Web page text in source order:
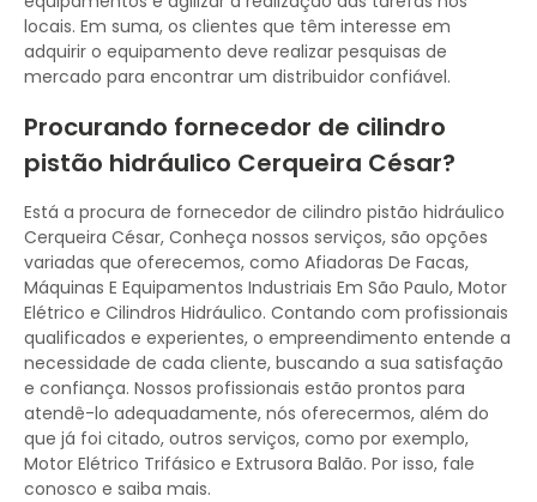
locais. Em suma, os clientes que têm interesse em
adquirir o equipamento deve realizar pesquisas de
mercado para encontrar um distribuidor confiável.
Procurando fornecedor de cilindro
pistão hidráulico Cerqueira César?
Está a procura de fornecedor de cilindro pistão hidráulico
Cerqueira César, Conheça nossos serviços, são opções
variadas que oferecemos, como Afiadoras De Facas,
Máquinas E Equipamentos Industriais Em São Paulo, Motor
Elétrico e Cilindros Hidráulico. Contando com profissionais
qualificados e experientes, o empreendimento entende a
necessidade de cada cliente, buscando a sua satisfação
e confiança. Nossos profissionais estão prontos para
atendê-lo adequadamente, nós oferecermos, além do
que já foi citado, outros serviços, como por exemplo,
Motor Elétrico Trifásico e Extrusora Balão. Por isso, fale
conosco e saiba mais.